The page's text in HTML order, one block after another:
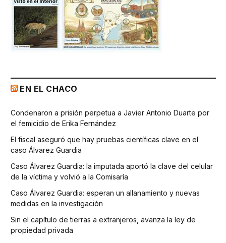
EN EL CHACO
Condenaron a prisión perpetua a Javier Antonio Duarte por
el femicidio de Erika Fernández
El fiscal aseguró que hay pruebas científicas clave en el
caso Álvarez Guardia
Caso Álvarez Guardia: la imputada aportó la clave del celular
de la víctima y volvió a la Comisaría
Caso Álvarez Guardia: esperan un allanamiento y nuevas
medidas en la investigación
Sin el capítulo de tierras a extranjeros, avanza la ley de
propiedad privada